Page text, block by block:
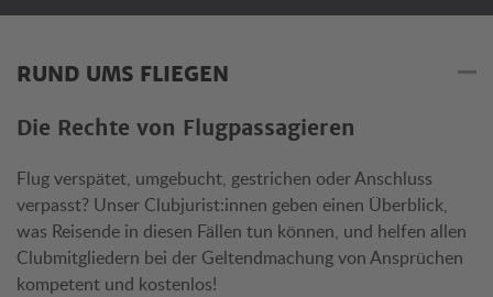
RUND UMS FLIEGEN
Die Rechte von Flugpassagieren
Flug verspätet, umgebucht, gestrichen oder Anschluss
verpasst? Unser Clubjurist:innen geben einen Überblick,
was Reisende in diesen Fällen tun können, und helfen allen
Clubmitgliedern bei der Geltendmachung von Ansprüchen
kompetent und kostenlos!